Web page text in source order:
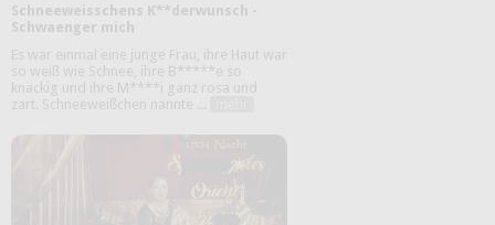
Schneeweisschens K**derwunsch -
Schwaenger mich
Es war einmal eine junge Frau, ihre Haut war
so weiß wie Schnee, ihre B*****e so
knackig und ihre M****i ganz rosa und
zart. Schneeweißchen nannte ...